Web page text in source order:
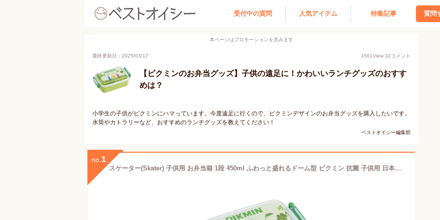
受付中の質問 人気アイテム 特集記事 質問
本ページはプロモーションを含みます
最終更新日：2025/03/17 1561View 32コメント
【ピクミンのお弁当グッズ】子供の遠足に！かわいいランチグッズのおすす
めは？
小学生の子供がピクミンにハマっています。今度遠足に行くので、ピクミンデザインのお弁当グッズを購入したいです。
水筒やカトラリーなど、おすすめのランチグッズを教えてください！
ベストオイシー編集部
no. 1
スケーター(Skater) 子供用 お弁当箱 1段 450ml ふわっと盛れるドーム型 ピクミン 抗菌 子供用 日本製 RBF3ANAG-A